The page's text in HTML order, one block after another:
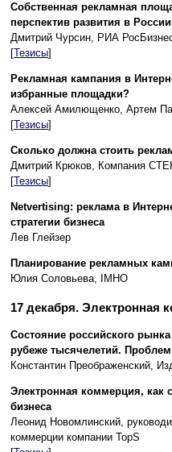
Собственная рекламная
перспектив развития в
Дмитрий Чурсин, РИА
[Тезисы]
Рекламная кампания в
избранные площадки?
Алексей Амилющенко, Артем
[Тезисы]
Сколько должна стоить
Дмитрий Крюков, Компания
[Тезисы]
Netvertising: реклама в
стратегии бизнеса
Лев Глейзер
Планирование рекламных
Юлия Соловьева, IMHO
17 декабря. Электронная
Состояние российского
рубеже тысячелетий.
Константин Преображенский,
Электронная коммерция, как
бизнеса
Леонид Новомлинский,
коммерции компании TopS